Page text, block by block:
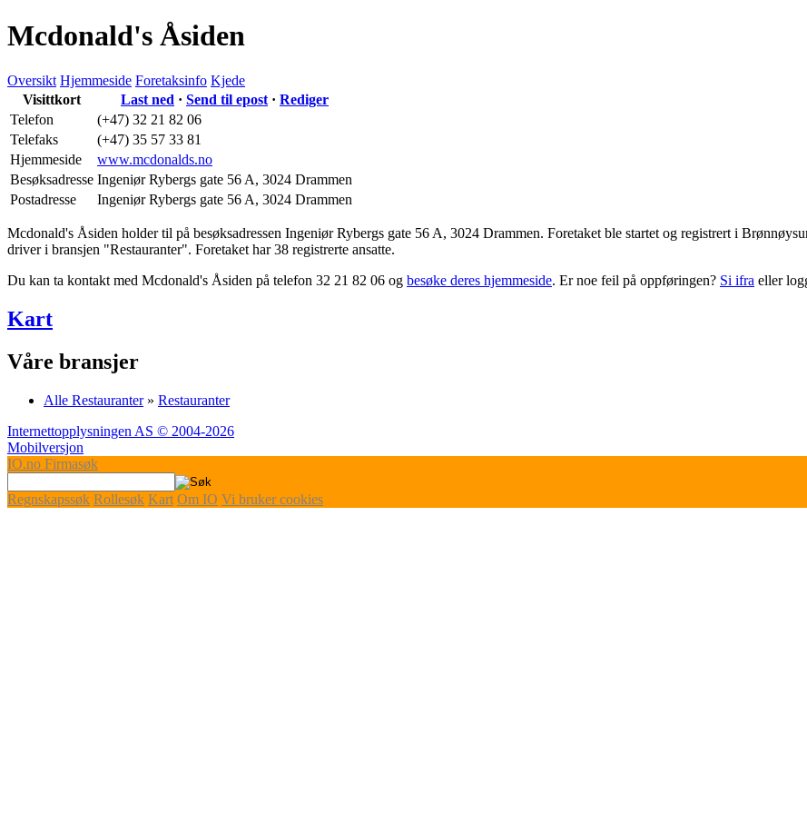
Mcdonald's Åsiden
Oversikt Hjemmeside Foretaksinfo Kjede
Visittkort
Last ned · Send til epost · Rediger
Telefon
(+47) 32 21 82 06
Telefaks
(+47) 35 57 33 81
Hjemmeside
www.mcdonalds.no
Besøksadresse Ingeniør Rybergs gate 56 A, 3024 Drammen
Postadresse
Ingeniør Rybergs gate 56 A, 3024 Drammen
Mcdonald's Åsiden holder til på besøksadressen Ingeniør Rybergs gate 56 A, 3024 Drammen. Foretaket ble startet og registrert i
driver i bransjen "Restauranter". Foretaket har 38 registrerte ansatte.
Du kan ta kontakt med Mcdonald's Åsiden på telefon 32 21 82 06 og besøke deres hjemmeside. Er noe feil på oppføringen? Si ifra eller
Kart
Våre bransjer
Alle Restauranter» Restauranter
Internettopplysningen AS © 2004-2026
Mobilversjon
IO.no Firmasøk
Regnskapssøk Rollesøk Kart Om IO Vi bruker cookies